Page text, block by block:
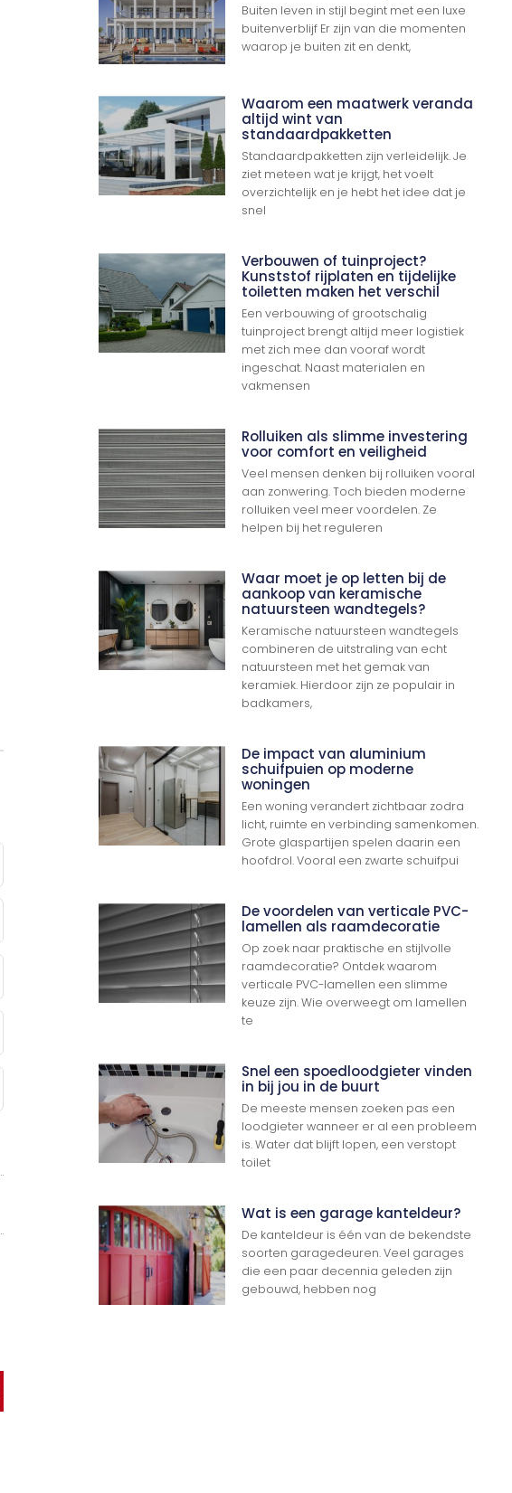
Ga Naar Boven
Buiten leven in stijl begint met een luxe
buitenverblijf Er zijn van die momenten
waarop je buiten zit en denkt,
Waarom een maatwerk veranda
altijd wint van
standaardpakketten
Standaardpakketten zijn verleidelijk. Je
ziet meteen wat je krijgt, het voelt
overzichtelijk en je hebt het idee dat je
snel
Verbouwen of tuinproject?
Kunststof rijplaten en tijdelijke
toiletten maken het verschil
Een verbouwing of grootschalig
tuinproject brengt altijd meer logistiek
met zich mee dan vooraf wordt
ingeschat. Naast materialen en
vakmensen
Rolluiken als slimme investering
voor comfort en veiligheid
Veel mensen denken bij rolluiken vooral
aan zonwering. Toch bieden moderne
rolluiken veel meer voordelen. Ze
helpen bij het reguleren
Waar moet je op letten bij de
aankoop van keramische
natuursteen wandtegels?
Keramische natuursteen wandtegels
combineren de uitstraling van echt
natuursteen met het gemak van
keramiek. Hierdoor zijn ze populair in
badkamers,
De impact van aluminium
schuifpuien op moderne
woningen
Een woning verandert zichtbaar zodra
licht, ruimte en verbinding samenkomen.
Grote glaspartijen spelen daarin een
hoofdrol. Vooral een zwarte schuifpui
De voordelen van verticale PVC-
lamellen als raamdecoratie
Op zoek naar praktische en stijlvolle
raamdecoratie? Ontdek waarom
verticale PVC-lamellen een slimme
keuze zijn. Wie overweegt om lamellen
te
Snel een spoedloodgieter vinden
in bij jou in de buurt
De meeste mensen zoeken pas een
loodgieter wanneer er al een probleem
is. Water dat blijft lopen, een verstopt
toilet
Wat is een garage kanteldeur?
De kanteldeur is één van de bekendste
soorten garagedeuren. Veel garages
die een paar decennia geleden zijn
gebouwd, hebben nog